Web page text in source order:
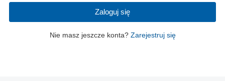
Zaloguj się
Nie masz jeszcze konta? Zarejestruj się